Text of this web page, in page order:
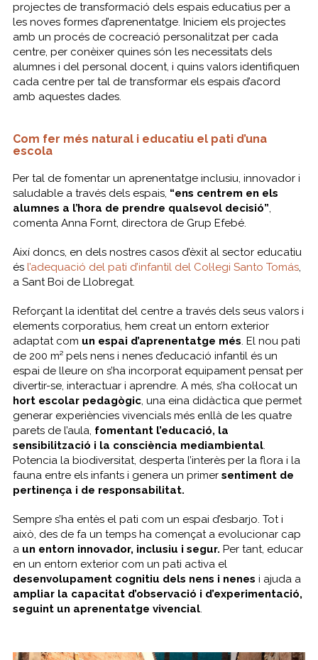
projectes de transformació dels espais educatius per a
les noves formes d’aprenentatge. Iniciem els projectes
amb un procés de cocreació personalitzat per cada
centre, per conèixer quines són les necessitats dels
alumnes i del personal docent, i quins valors identifiquen
cada centre per tal de transformar els espais d’acord
amb aquestes dades.
Com fer més natural i educatiu el pati d’una
escola
Per tal de fomentar un aprenentatge inclusiu, innovador i
saludable a través dels espais, “ens centrem en els
alumnes a l’hora de prendre qualsevol decisió”,
comenta Anna Fornt, directora de Grup Efebé.
Així doncs, en dels nostres casos d’èxit al sector educatiu
és l’adequació del pati d’infantil del Col·legi Santo Tomás,
a Sant Boi de Llobregat.
Reforçant la identitat del centre a través dels seus valors i
elements corporatius, hem creat un entorn exterior
adaptat com un espai d’aprenentatge més. El nou pati
de 200 m² pels nens i nenes d’educació infantil és un
espai de lleure on s’ha incorporat equipament pensat per
divertir-se, interactuar i aprendre. A més, s’ha col·locat un
hort escolar pedagògic, una eina didàctica que permet
generar experiències vivencials més enllà de les quatre
parets de l’aula, fomentant l’educació, la
sensibilització i la consciència mediambiental.
Potencia la biodiversitat, desperta l’interès per la flora i la
fauna entre els infants i genera un primer sentiment de
pertinença i de responsabilitat.
Sempre s’ha entès el pati com un espai d’esbarjo. Tot i
això, des de fa un temps ha començat a evolucionar cap
aun entorn innovador, inclusiu i segur. Per tant, educar
en un entorn exterior com un pati activa el
desenvolupament cognitiu dels nens i nenes i ajuda a
ampliar la capacitat d’observació i d’experimentació,
seguint un aprenentatge vivencial.